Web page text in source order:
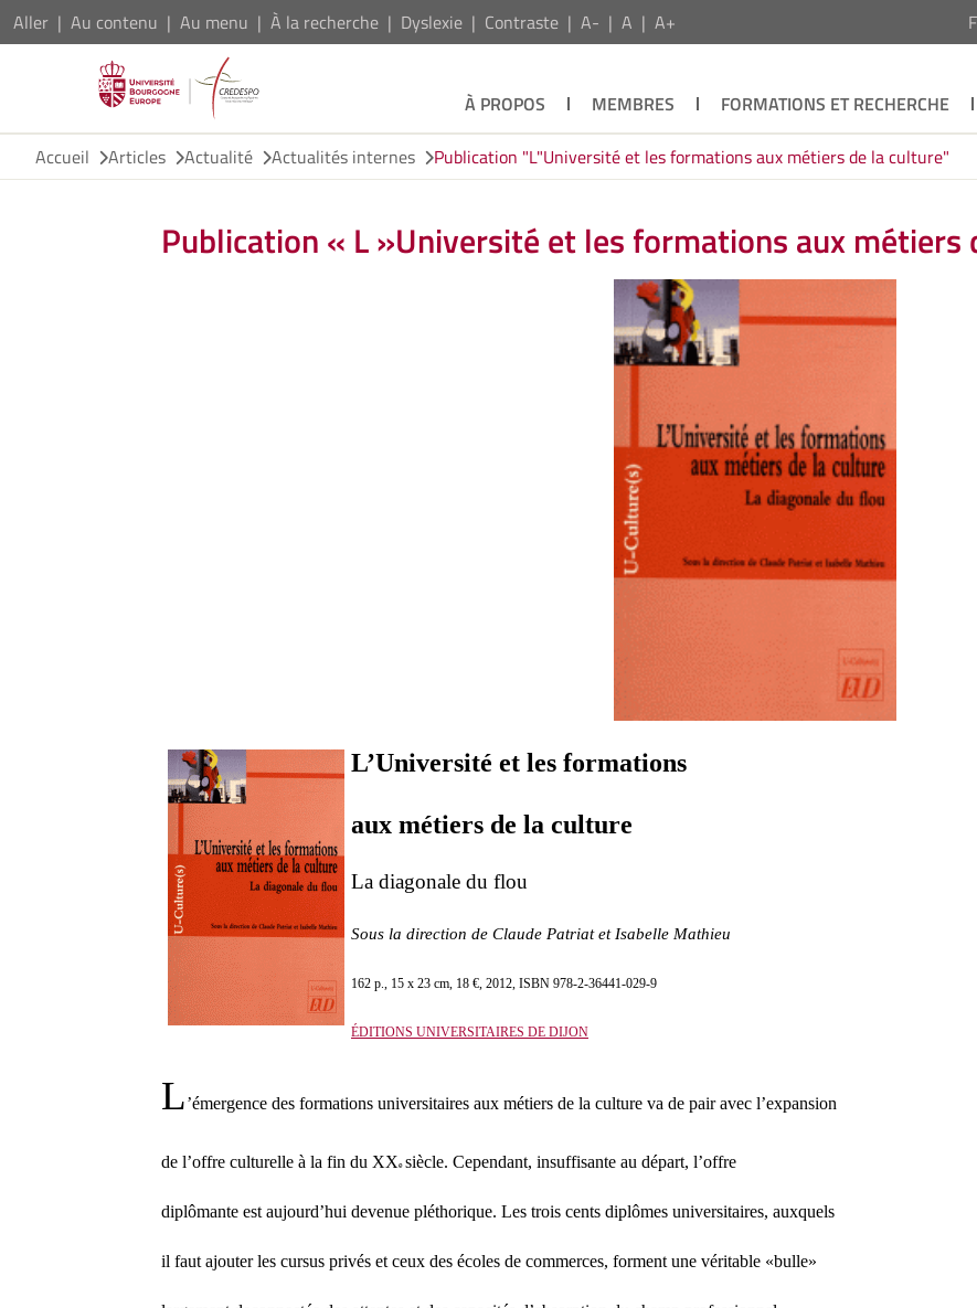
Aller Au contenu Au menu À la recherche Dyslexie Contraste A- A A+
À PROPOS MEMBRES FORMATIONS ET RECHERCHE
Accueil
Articles Actualité Actualités internes Publication "L"Université et les formations aux métiers de la culture"
Publication « L »Université et les formations aux métiers
L’Université et les formations
aux métiers de la culture
La diagonale du flou
Sous la direction de Claude Patriat et Isabelle Mathieu
162 p., 15 x 23 cm, 18 €, 2012, ISBN 978-2-36441-029-9
ÉDITIONS UNIVERSITAIRES DE DIJON
L’émergence des formations universitaires aux métiers de la culture va de pair avec l’expansion
de l’offre culturelle à la fin du XXe siècle. Cependant, insuffisante au départ, l’offre
diplômante est aujourd’hui devenue pléthorique. Les trois cents diplômes universitaires, auxquels
il faut ajouter les cursus privés et ceux des écoles de commerces, forment une véritable «bulle»